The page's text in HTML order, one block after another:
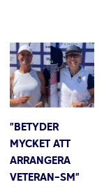
”BETYDER
MYCKET ATT
ARRANGERA
VETERAN-SM”